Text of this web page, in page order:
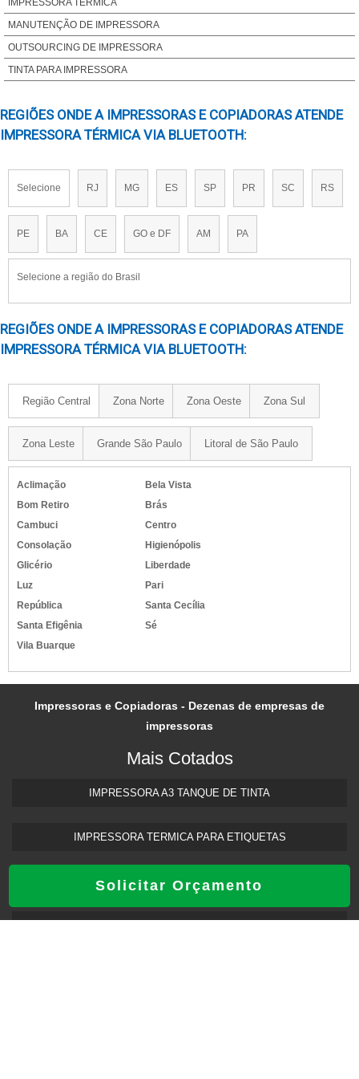
Solicitar Orçamento
IMPRESSORA TERMICA TATTOO
IMPRESSORA TERMICA DIRETA E TRANSFERENCIA TERMICA
IMPRESSORA TÉRMICA
MANUTENÇÃO DE IMPRESSORA
OUTSOURCING DE IMPRESSORA
TINTA PARA IMPRESSORA
REGIÕES ONDE A IMPRESSORAS E COPIADORAS ATENDE
IMPRESSORA TÉRMICA VIA BLUETOOTH:
Selecione RJ MG ES SP PR SC RS
PE BA CE GO e DF AM PA
Selecione a região do Brasil
REGIÕES ONDE A IMPRESSORAS E COPIADORAS ATENDE
IMPRESSORA TÉRMICA VIA BLUETOOTH:
Região Central Zona Norte Zona Oeste Zona Sul
Zona Leste Grande São Paulo Litoral de São Paulo
Aclimação
Bela Vista
Bom Retiro
Brás
Cambuci
Centro
Consolação
Higienópolis
Glicério
Liberdade
Luz
Pari
República
Santa Cecília
Santa Efigênia
Sé
Vila Buarque
Impressoras e Copiadoras - Dezenas de empresas de
impressoras
Mais Cotados
IMPRESSORA A3 TANQUE DE TINTA​
IMPRESSORA TERMICA PARA ETIQUETAS​
ASSISTENCIA TECNICA PARA IMPRESSORA